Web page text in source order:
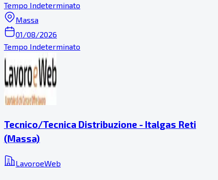
Tempo Indeterminato
Massa
01/08/2026
Tempo Indeterminato
Tecnico/Tecnica Distribuzione - Italgas Reti
(Massa)
LavoroeWeb